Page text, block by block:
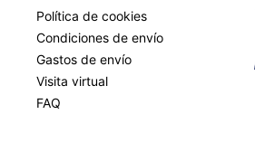
Política de cookies
Condiciones de envío
Gastos de envío
Visita virtual
FAQ